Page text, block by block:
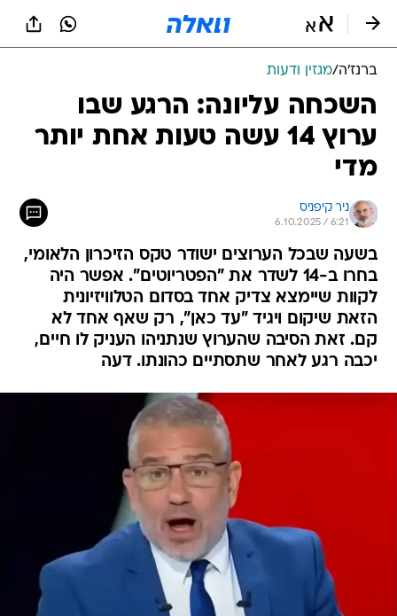
ברנז'ה/מגזין ודעות
השכחה עליונה: הרגע שבו
ערוץ 14 עשה טעות אחת יותר
מדי
ניר קיפניס
6.10.2025 / 6:21
בשעה שבכל הערוצים ישודר טקס הזיכרון הלאומי,
בחרו ב-14 לשדר את "הפטריוטים". אפשר היה
לקוות שיימצא צדיק אחד בסדום הטלוויזיונית
הזאת שיקום ויגיד "עד כאן", רק שאף אחד לא
קם. זאת הסיבה שהערוץ שנתניהו העניק לו חיים,
יכבה רגע לאחר שתסתיים כהונתו. דעה